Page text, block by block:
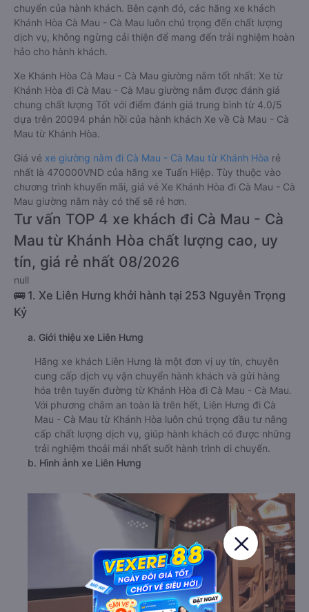
chuyển của hành khách. Bên cạnh đó, các hãng xe khách
Khánh Hòa Cà Mau - Cà Mau luôn chú trọng đến chất lượng
dịch vụ, không ngừng cải thiện để mang đến trải nghiệm hoàn
hảo cho hành khách.
Xe Khánh Hòa Cà Mau - Cà Mau giường nằm tốt nhất: Xe từ
Khánh Hòa đi Cà Mau - Cà Mau giường nằm được đánh giá
chung chất lượng Tốt với điểm đánh giá trung bình từ 4.0/5
dựa trên 20094 phản hồi của hành khách Xe về Cà Mau - Cà
Mau từ Khánh Hòa.
Giá vé xe giường nằm đi Cà Mau - Cà Mau từ Khánh Hòa rẻ
nhất là 470000VND của hãng xe Tuấn Hiệp. Tùy thuộc vào
chương trình khuyến mãi, giá vé Xe Khánh Hòa đi Cà Mau - Cà
Mau giường nằm này có thể sẽ rẻ hơn.
Tư vấn TOP 4 xe khách đi Cà Mau - Cà
Mau từ Khánh Hòa chất lượng cao, uy
tín, giá rẻ nhất 08/2026
null
🚌 1. Xe Liên Hưng khởi hành tại 253 Nguyễn Trọng
Kỷ
a. Giới thiệu xe Liên Hưng
Hãng xe khách Liên Hưng là một đơn vị uy tín, chuyên
cung cấp dịch vụ vận chuyển hành khách và gửi hàng
hóa trên tuyến đường từ Khánh Hòa đi Cà Mau - Cà Mau.
Với phương châm an toàn là trên hết, Liên Hưng đi Cà
Mau - Cà Mau từ Khánh Hòa luôn chú trọng đầu tư nâng
cấp chất lượng dịch vụ, giúp hành khách có được những
trải nghiệm thoải mái nhất suốt hành trình di chuyển.
b. Hình ảnh xe Liên Hưng